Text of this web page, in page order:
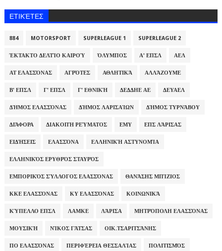
ΕΤΙΚΈΤΕΣ
884 MOTORSPORT SUPERLEAGUE 1 SUPERLEAGUE 2
ΈΚΤΑΚΤΟ ΔΕΛΤΊΟ ΚΑΙΡΟΎ ΌΛΥΜΠΟΣ Α' ΕΠΣΛ ΑΕΛ
ΑΤ ΕΛΑΣΣΌΝΑΣ ΑΓΡΌΤΕΣ ΑΘΛΗΤΙΚΆ ΑΛΛΆΖΟΥΜΕ
Β' ΕΠΣΛ Γ' ΕΠΣΛ Γ' ΕΘΝΙΚΉ ΔΕΔΔΗΕ ΑΕ ΔΕΥΑΕΛ
ΔΉΜΟΣ ΕΛΑΣΣΌΝΑΣ ΔΉΜΟΣ ΛΑΡΙΣΑΊΩΝ ΔΉΜΟΣ ΤΥΡΝΆΒΟΥ
ΔΙΆΦΟΡΑ ΔΙΑΚΟΠΉ ΡΕΎΜΑΤΟΣ ΕΜΥ ΕΠΣ ΛΆΡΙΣΑΣ
ΕΙΔΉΣΕΙΣ ΕΛΑΣΣΌΝΑ ΕΛΛΗΝΙΚΉ ΑΣΤΥΝΟΜΊΑ
ΕΛΛΗΝΙΚΌΣ ΕΡΥΘΡΌΣ ΣΤΑΥΡΌΣ
ΕΜΠΟΡΙΚΌΣ ΣΎΛΛΟΓΟΣ ΕΛΑΣΣΌΝΑΣ ΘΑΝΆΣΗΣ ΜΠΊΖΙΟΣ
ΚΚΕ ΕΛΑΣΣΌΝΑΣ ΚΥ ΕΛΑΣΣΌΝΑΣ ΚΟΙΝΩΝΙΚΆ
ΚΎΠΕΛΛΟ ΕΠΣΛ ΛΑΜΚΕ ΛΆΡΙΣΑ ΜΗΤΡΌΠΟΛΗ ΕΛΑΣΣΌΝΑΣ
ΜΟΥΣΙΚΉ ΝΊΚΟΣ ΓΆΤΣΑΣ ΟΙΚ.ΤΣΑΡΙΤΣΆΝΗΣ
ΠΟ ΕΛΑΣΣΌΝΑΣ ΠΕΡΙΦΈΡΕΙΑ ΘΕΣΣΑΛΊΑΣ ΠΟΛΙΤΙΣΜΌΣ